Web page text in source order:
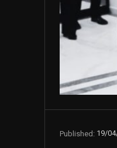
Published: 19/